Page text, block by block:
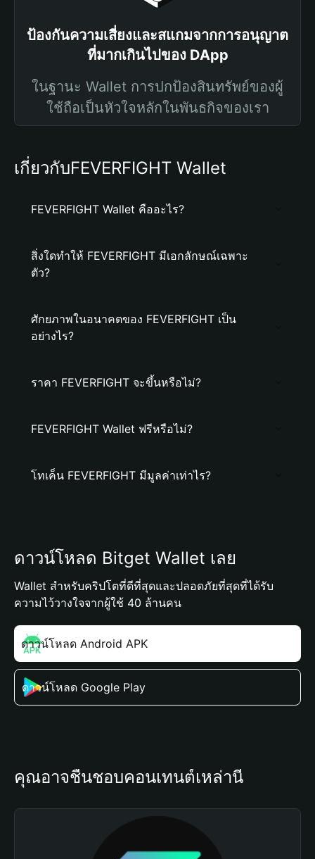
ป้องกันความเสี่ยงและสแกมจากการอนุญาต
ที่มากเกินไปของ DApp
ในฐานะ Wallet การปกป้องสินทรัพย์ของผู้
ใช้ถือเป็นหัวใจหลักในพันธกิจของเรา
เกี่ยวกับFEVERFIGHT Wallet
FEVERFIGHT Wallet คืออะไร?
สิ่งใดทำให้ FEVERFIGHT มีเอกลักษณ์เฉพาะ
ตัว?
ศักยภาพในอนาคตของ FEVERFIGHT เป็น
อย่างไร?
ราคา FEVERFIGHT จะขึ้นหรือไม่?
FEVERFIGHT Wallet ฟรีหรือไม่?
โทเค็น FEVERFIGHT มีมูลค่าเท่าไร?
ดาวน์โหลด Bitget Wallet เลย
Wallet สำหรับคริปโตที่ดีที่สุดและปลอดภัยที่สุดที่ได้รับ
ความไว้วางใจจากผู้ใช้ 40 ล้านคน
ดาวน์โหลด Android APK
ดาวน์โหลด Google Play
คุณอาจชื่นชอบคอนเทนต์เหล่านี้